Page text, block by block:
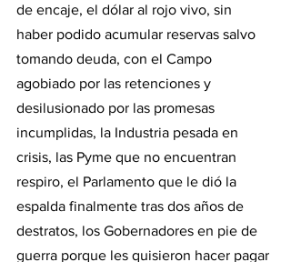
de encaje, el dólar al rojo vivo, sin
haber podido acumular reservas salvo
tomando deuda, con el Campo
agobiado por las retenciones y
desilusionado por las promesas
incumplidas, la Industria pesada en
crisis, las Pyme que no encuentran
respiro, el Parlamento que le dió la
espalda finalmente tras dos años de
destratos, los Gobernadores en pie de
guerra porque les quisieron hacer pagar